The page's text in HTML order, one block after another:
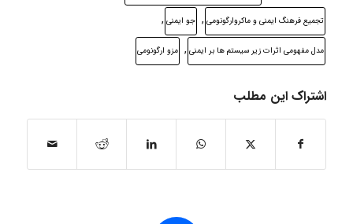
تجمیع فرهنگ ایمنی و ماکروارگونومی , جو ایمنی ,
مدل مفهومی اثرات زیر سیستم ها بر ایمنی , مزو ارگونومی
اشتراک این مطلب